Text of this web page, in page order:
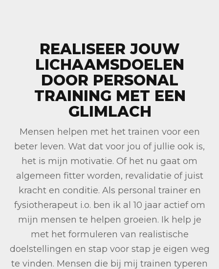
REALISEER JOUW
LICHAAMSDOELEN
DOOR PERSONAL
TRAINING MET EEN
GLIMLACH
Mensen helpen met het trainen voor een
beter leven. Wat dat voor jou of jullie ook is,
het is mijn motivatie. Of het nu gaat om
algemeen fitter worden, revalidatie of juist
kracht en conditie. Als personal trainer en
fysiotherapeut i.o. ben ik al 10 jaar actief om
mijn mensen te helpen groeien. Ik help je
met het formuleren van realistische
doelstellingen en stap voor stap je eigen weg
te vinden. Mensen die bij mij trainen typeren